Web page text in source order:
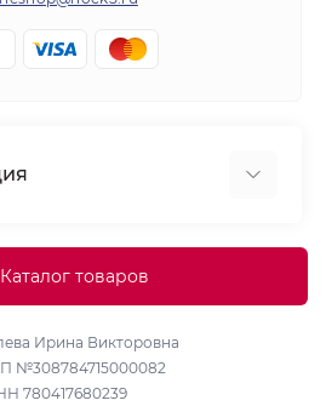
и обработки
Каталог товаров
Ирина Викторовна
№308784715000082
780417680239